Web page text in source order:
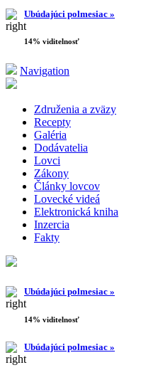
Ubúdajúci polmesiac »
14% viditelnosť
Navigation
Združenia a zväzy
Recepty
Galéria
Dodávatelia
Lovci
Zákony
Články lovcov
Lovecké videá
Elektronická kniha
Inzercia
Fakty
Ubúdajúci polmesiac »
14% viditelnosť
Ubúdajúci polmesiac »